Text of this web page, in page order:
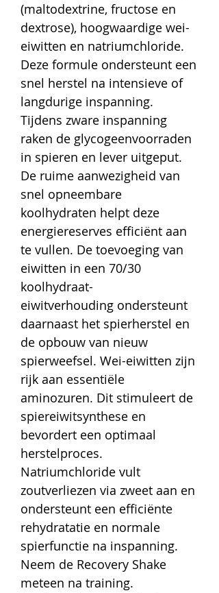
(maltodextrine, fructose en
dextrose), hoogwaardige wei-
eiwitten en natriumchloride.
Deze formule ondersteunt een
snel herstel na intensieve of
langdurige inspanning.
Tijdens zware inspanning
raken de glycogeenvoorraden
in spieren en lever uitgeput.
De ruime aanwezigheid van
snel opneembare
koolhydraten helpt deze
energiereserves efficiënt aan
te vullen. De toevoeging van
eiwitten in een 70/30
koolhydraat-
eiwitverhouding ondersteunt
daarnaast het spierherstel en
de opbouw van nieuw
spierweefsel. Wei-eiwitten zijn
rijk aan essentiële
aminozuren. Dit stimuleert de
spiereiwitsynthese en
bevordert een optimaal
herstelproces.
Natriumchloride vult
zoutverliezen via zweet aan en
ondersteunt een efficiënte
rehydratatie en normale
spierfunctie na inspanning.
Neem de Recovery Shake
meteen na training.